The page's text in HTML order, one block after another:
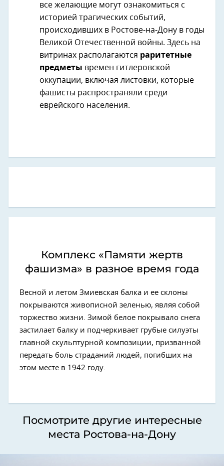
все желающие могут ознакомиться с
историей трагических событий,
происходивших в Ростове-на-Дону в годы
Великой Отечественной войны. Здесь на
витринах располагаются раритетные
предметы времен гитлеровской
оккупации, включая листовки, которые
фашисты распространяли среди
еврейского населения.
Комплекс «Памяти жертв
фашизма» в разное время года
Весной и летом Змиевская балка и ее склоны
покрываются живописной зеленью, являя собой
торжество жизни. Зимой белое покрывало снега
застилает балку и подчеркивает грубые силуэты
главной скульптурной композиции, призванной
передать боль страданий людей, погибших на
этом месте в 1942 году.
Посмотрите другие интересные
места Ростова-на-Дону